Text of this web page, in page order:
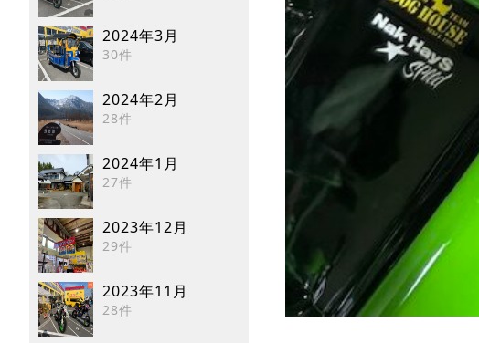
2024年3月
30件
2024年2月
28件
2024年1月
27件
2023年12月
29件
2023年11月
28件